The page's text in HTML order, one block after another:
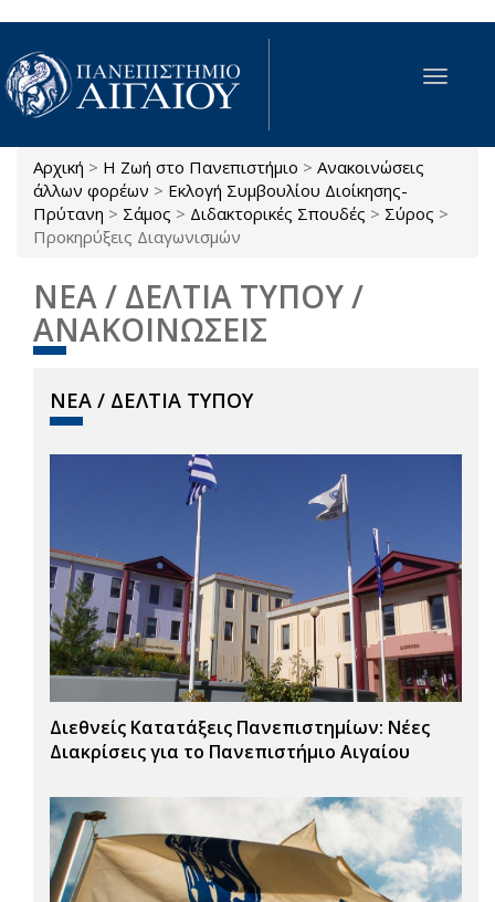
Παράκαμψη προς το κυρίως περιεχόμενο
Toggle
Είστε εδώ
Αρχική > Η Ζωή στο Πανεπιστήμιο > Ανακοινώσεις
άλλων φορέων > Εκλογή Συμβουλίου Διοίκησης-
Πρύτανη > Σάμος > Διδακτορικές Σπουδές > Σύρος >
Προκηρύξεις Διαγωνισμών
ΝΕΑ / ΔΕΛΤΙΑ ΤΥΠΟΥ /
ΑΝΑΚΟΙΝΩΣΕΙΣ
ΝΕΑ / ΔΕΛΤΙΑ ΤΥΠΟΥ
Διεθνείς Κατατάξεις Πανεπιστημίων: Νέες
Διακρίσεις για το Πανεπιστήμιο Αιγαίου